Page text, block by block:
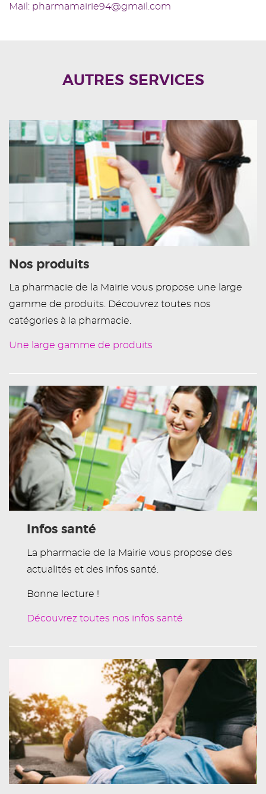
Mail: pharmamairie94@gmail.com
AUTRES SERVICES
Nos produits
La pharmacie de la Mairie vous propose une large
gamme de produits. Découvrez toutes nos
catégories à la pharmacie.
Une large gamme de produits
Infos santé
La pharmacie de la Mairie vous propose des
actualités et des infos santé.
Bonne lecture !
Découvrez toutes nos infos santé